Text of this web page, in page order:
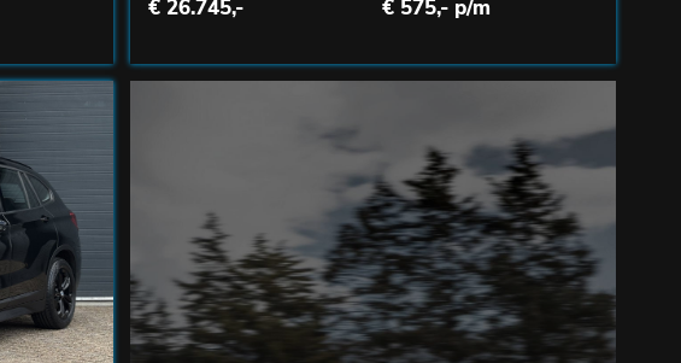
€ 26.745,- € 575,- p/m